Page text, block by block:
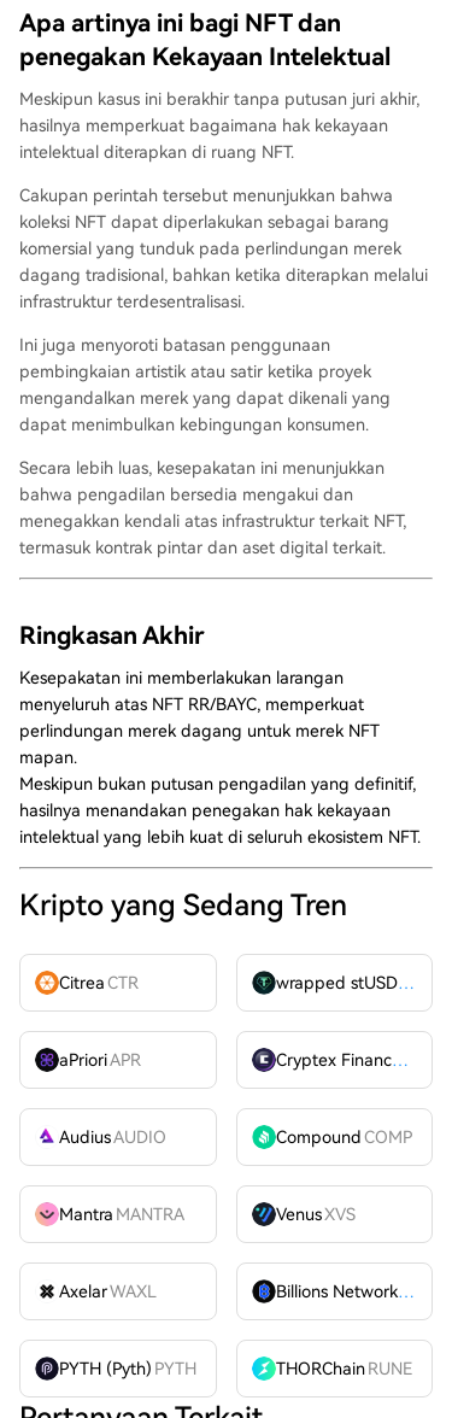
Apa artinya ini bagi NFT dan
penegakan Kekayaan Intelektual
Meskipun kasus ini berakhir tanpa putusan juri akhir,
hasilnya memperkuat bagaimana hak kekayaan
intelektual diterapkan di ruang NFT.
Cakupan perintah tersebut menunjukkan bahwa
koleksi NFT dapat diperlakukan sebagai barang
komersial yang tunduk pada perlindungan merek
dagang tradisional, bahkan ketika diterapkan melalui
infrastruktur terdesentralisasi.
Ini juga menyoroti batasan penggunaan
pembingkaian artistik atau satir ketika proyek
mengandalkan merek yang dapat dikenali yang
dapat menimbulkan kebingungan konsumen.
Secara lebih luas, kesepakatan ini menunjukkan
bahwa pengadilan bersedia mengakui dan
menegakkan kendali atas infrastruktur terkait NFT,
termasuk kontrak pintar dan aset digital terkait.
Ringkasan Akhir
Kesepakatan ini memberlakukan larangan
menyeluruh atas NFT RR/BAYC, memperkuat
perlindungan merek dagang untuk merek NFT
mapan.
Meskipun bukan putusan pengadilan yang definitif,
hasilnya menandakan penegakan hak kekayaan
intelektual yang lebih kuat di seluruh ekosistem NFT.
Kripto yang Sedang Tren
CitreaCTR wrapped stUSDT
aPrioriAPR Cryptex FinanceCTX
AudiusAUDIO CompoundCOMP
Mantra MANTRA VenusXVS
AxelarWAXL Billions Network
BILL
PYTH (Pyth) PYTH THORChain RUNE